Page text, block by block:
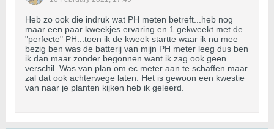
Heb zo ook die indruk wat PH meten betreft...heb nog
maar een paar kweekjes ervaring en 1 gekweekt met de
"perfecte" PH...toen ik de kweek startte waar ik nu mee
bezig ben was de batterij van mijn PH meter leeg dus ben
ik dan maar zonder begonnen want ik zag ook geen
verschil. Was van plan om ec meter aan te schaffen maar
zal dat ook achterwege laten. Het is gewoon een kwestie
van naar je planten kijken heb ik geleerd.